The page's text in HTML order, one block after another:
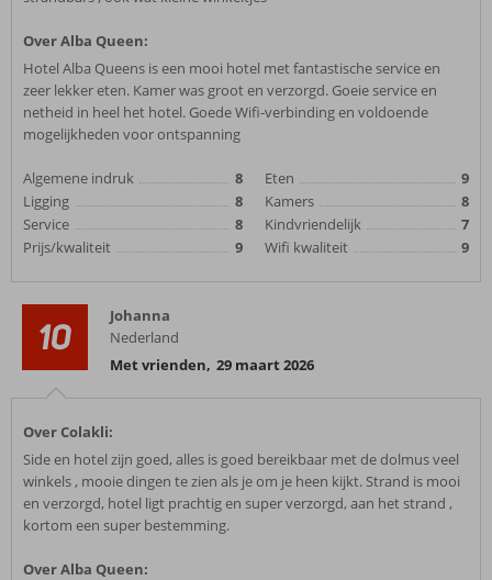
Over Alba Queen:
Hotel Alba Queens is een mooi hotel met fantastische service en
zeer lekker eten. Kamer was groot en verzorgd. Goeie service en
netheid in heel het hotel. Goede Wifi-verbinding en voldoende
mogelijkheden voor ontspanning
Algemene indruk
8
Ligging
8
Service
8
Prijs/kwaliteit
9
Eten
9
Kamers
8
Kindvriendelijk
7
Wifi kwaliteit
9
10
Johanna
Nederland
Met vrienden, 29 maart 2026
Over Colakli:
Side en hotel zijn goed, alles is goed bereikbaar met de dolmus veel
winkels , mooie dingen te zien als je om je heen kijkt. Strand is mooi
en verzorgd, hotel ligt prachtig en super verzorgd, aan het strand ,
kortom een super bestemming.
Over Alba Queen: